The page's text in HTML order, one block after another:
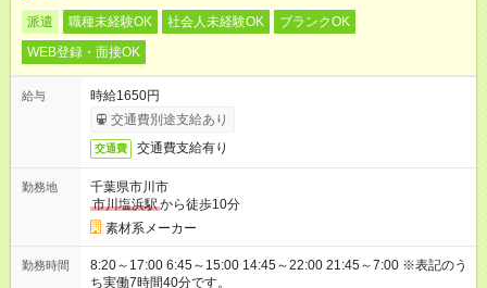
派遣 職種未経験OK 社会人未経験OK
ブランクOK
WEB登録・面接OK
給与
時給1650円
交通費別途支給あり
交通費 交通費支給有り
勤務地
千葉県市川市
市川塩浜駅から徒歩10分
素材系メーカー
勤務時間
8:20～17:00 6:45～15:00 14:45～22:00 21:45～7:00 ※表記のう
ち実働7時間40分です。